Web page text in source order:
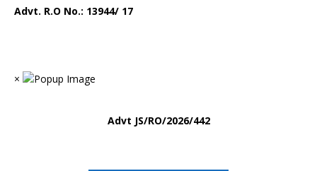
Advt. R.O No.: 13944/ 17
×
Advt JS/RO/2026/442